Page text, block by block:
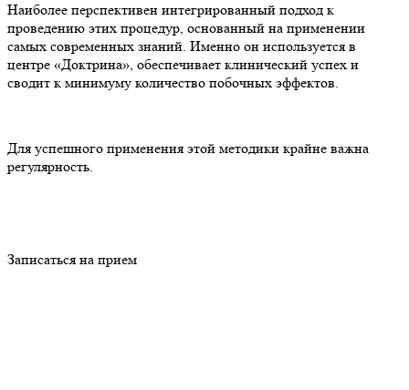
Наиболее перспективен интегрированный подход к
проведению этих процедур, основанный на применении
самых современных знаний. Именно он используется в
центре «Доктрина», обеспечивает клинический успех и
сводит к минимуму количество побочных эффектов.
Для успешного применения этой методики крайне важна
регулярность.
Записаться на прием